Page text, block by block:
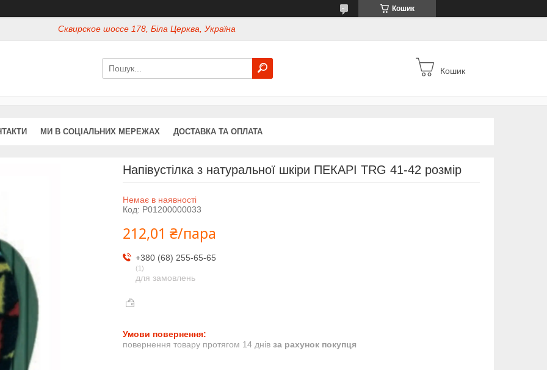
Кошик
Сквирское шоссе 178, Біла Церква, Україна
Кошик
МИ В СОЦІАЛЬНИХ МЕРЕЖАХ ДОСТАВКА ТА ОПЛАТА
Напівустілка з натуральної шкіри ПЕКАРІ TRG 41-42 розмір
Немає в наявності
Код: P01200000033
212,01 ₴/пара
+380 (68) 255-65-65
1
для замовлень
повернення товару протягом 14 днів за рахунок покупця